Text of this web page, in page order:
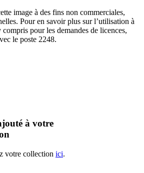
image à des fins non commerciales,
Pour en savoir plus sur l’utilisation à
pour les demandes de licences,
le poste 2248.
à votre
votre collection ici.